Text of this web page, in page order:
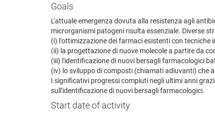
Goals
L'attuale emergenza dovuta alla resistenza agli
microrganismi patogeni risulta essenziale. Diverse
(i) l'ottimizzazione dei farmaci esistenti con tecniche
(ii) la progettazione di nuove molecole a partire da
(iii) l'identificazione di nuovi bersagli farmacologici
(iv) lo sviluppo di composti (chiamati adiuvanti) che
I significativi progressi compiuti negli ultimi anni
sull'identificazione di nuovi bersagli farmacologici.
Start date of activity